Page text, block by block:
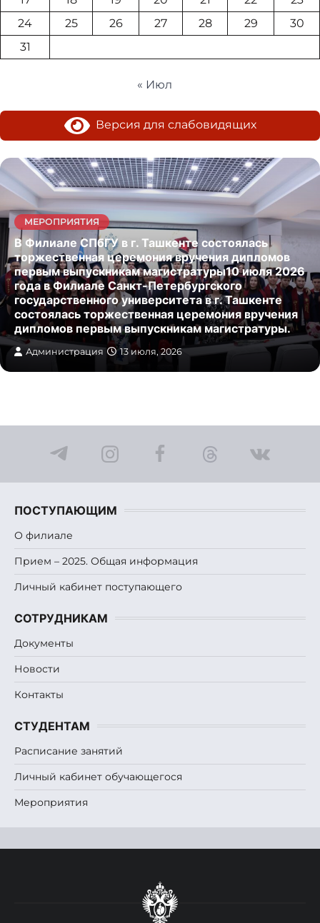
24
25 26 27 28 29
30
31
« Июл
Версия для слабовидящих
МЕРОПРИЯТИЯ
В Филиале СПбГУ в г. Ташкенте состоялась
торжественная церемония вручения дипломов
первым выпускникам магистратуры10 июля 2026
года в Филиале Санкт-Петербургского
государственного университета в г. Ташкенте
состоялась торжественная церемония вручения
дипломов первым выпускникам магистратуры.
Администрация 13 июля, 2026
ПОСТУПАЮЩИМ
О филиале
Прием – 2025. Общая информация
Личный кабинет поступающего
СОТРУДНИКАМ
Документы
Новости
Контакты
СТУДЕНТАМ
Расписание занятий
Личный кабинет обучающегося
Мероприятия